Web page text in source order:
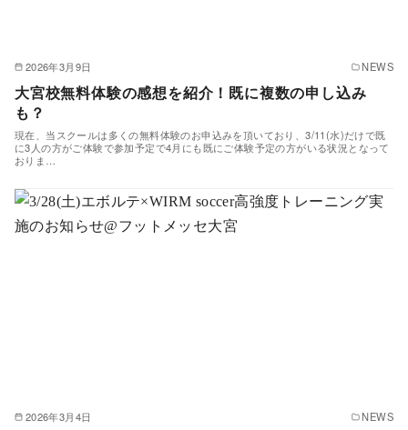
2026年3月9日 NEWS
大宮校無料体験の感想を紹介！既に複数の申し込み
も？
現在、当スクールは多くの無料体験のお申込みを頂いており、3/11(水)だけで既
に3人の方がご体験で参加予定で4月にも既にご体験予定の方がいる状況となって
おりま…
2026年3月4日 NEWS